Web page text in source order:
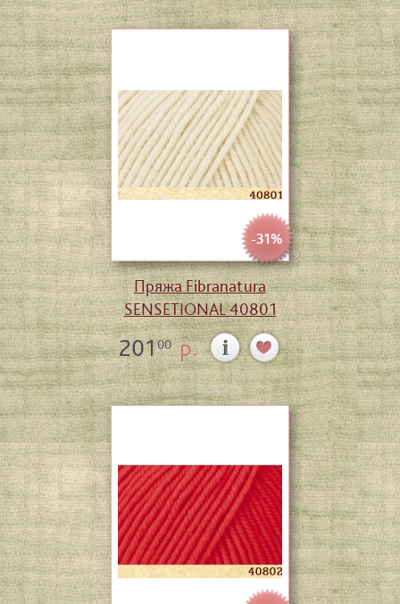
-31%
Пряжа Fibranatura
SENSETIONAL 40801
20100р.